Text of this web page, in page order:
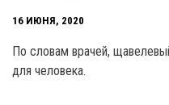
16 ИЮНЯ, 2020
По словам врачей,
для человека.